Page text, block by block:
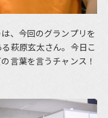
、今回のグランプリを
萩原玄太さん。今日こ
言葉を言うチャンス！